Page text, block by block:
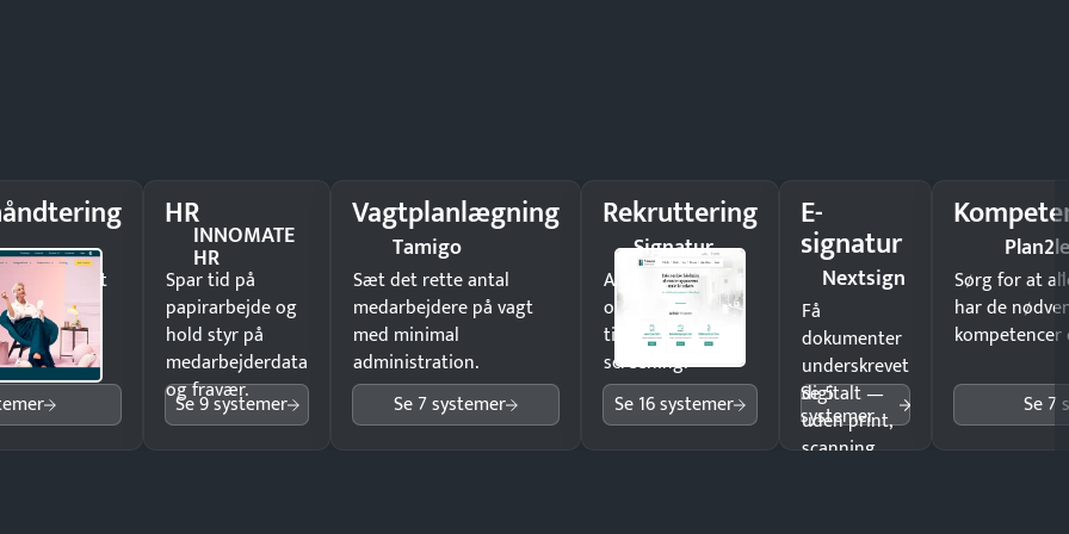
underskrift
ingen
HRINNOMATE
HR
Spar tid på
papirarbejde og
hold styr på
medarbejderdata
og fravær.
Se 9 systemer
Vagtplanlægning
Tamigo
Sæt det rette antal
medarbejdere på vagt
med minimal
administration.
Se 7 systemer
Rekruttering
Signatur
Ansæt hurtigere
og brug færre
timer på manuel
screening.
Se 16 systemer
E-
signatur
Nextsign
Få
dokumenter
underskrevet
digitalt —
uden print,
scanning
Se 5
systemer
Sørg for at
har de
Se 7